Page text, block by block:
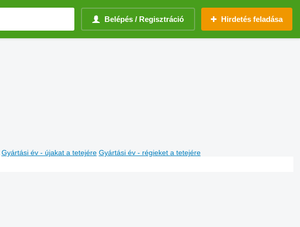
Belépés / Regisztráció Hirdetés feladása
Gyártási év - újakat a tetejére Gyártási év - régieket a tetejére